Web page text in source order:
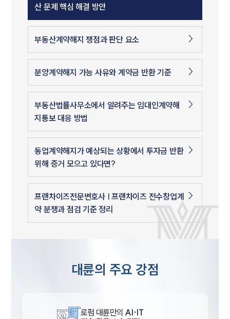
산 문제 핵심 해결 방안
부동산계약해지 쟁점과 판단 요소
분양계약해지 가능 사유와 계약금 반환 기준
부동산법률사무소에서 알려주는 임대인계약해
지통보 대응 방법
동업계약해지가 예상되는 상황에서 투자금 반환
위해 증거 모으고 있다면?
프랜차이즈전문변호사 | 프랜차이즈 전수창업계
약 분쟁과 점검 기준 정리
대륜의 주요 강점
로펌 대륜만의 AI·IT